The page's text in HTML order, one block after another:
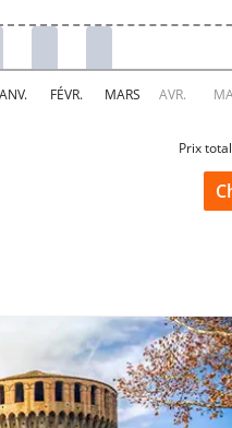
Prix